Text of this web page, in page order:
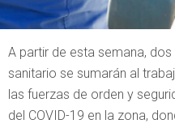
A partir de esta semana,
sanitario se sumarán al
las fuerzas de orden y
del COVID-19 en la zona,